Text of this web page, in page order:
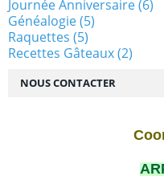
Journée Anniversaire(6)
Généalogie(5)
Raquettes (5)
Recettes Gâteaux(2)
NOUS CONTACTER